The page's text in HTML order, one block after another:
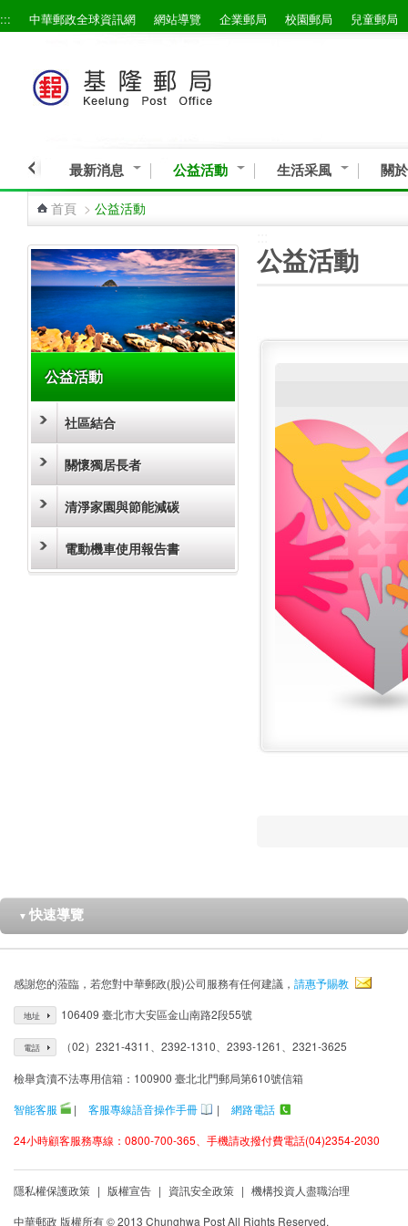
跳到主要內容區塊
::: 中華郵政全球資訊網 網站導覽 企業郵局 校園郵局 兒童郵局
最新消息 公益活動 生活采風 關
首頁 > 公益活動
公益活動
社區結合
關懷獨居長者
清淨家園與節能減碳
電動機車使用報告書
公益活動
▼ 快速導覽
感謝您的蒞臨，若您對中華郵政(股)公司服務有任何建議， 請惠予賜教
地址 106409 臺北市大安區金山南路2段55號
電話 （02）2321-4311、2392-1310、2393-1261、2321-3625
檢舉貪瀆不法專用信箱：100900 臺北北門郵局第610號信箱
智能客服
| 客服專線語音操作手冊 |
網路電話
24小時顧客服務專線：0800-700-365、手機請改撥付費電話(04)2354-2030
隱私權保護政策 | 版權宣告 | 資訊安全政策 | 機構投資人盡職治理
中華郵政 版權所有 © 2013 Chunghwa Post All Rights Reserved.